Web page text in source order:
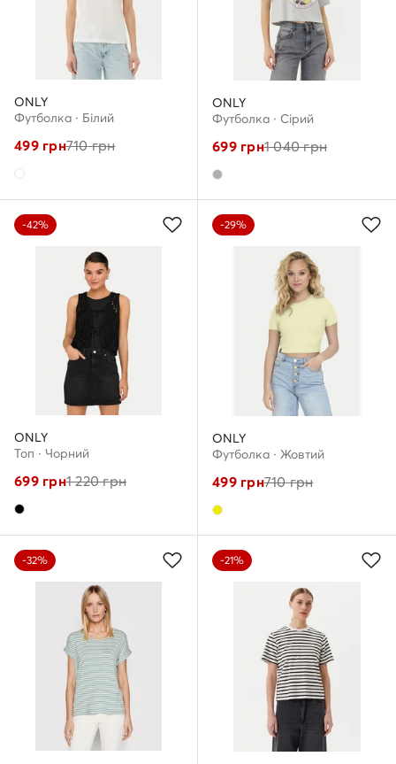
ONLY
Футболка · Білий
499грн710грн
ONLY
Футболка · Сірий
699грн1 040грн
-42%
ONLY
Топ · Чорний
699грн1 220грн
-29%
ONLY
Футболка · Жовтий
499грн710грн
-32% -21%